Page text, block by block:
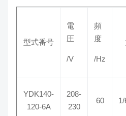
型式番号
電
圧
/V
頻
度
/Hz
YDK140-
120-6A
208-
230
60